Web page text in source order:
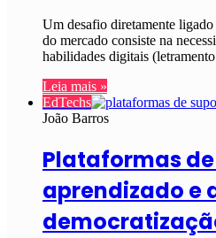
Um desafio diretamente
do mercado consiste na
habilidades digitais
Leia mais »
EdTechs
João Barros
Plataformas
aprendizado e